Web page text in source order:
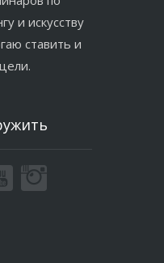
и искусству
ставить и